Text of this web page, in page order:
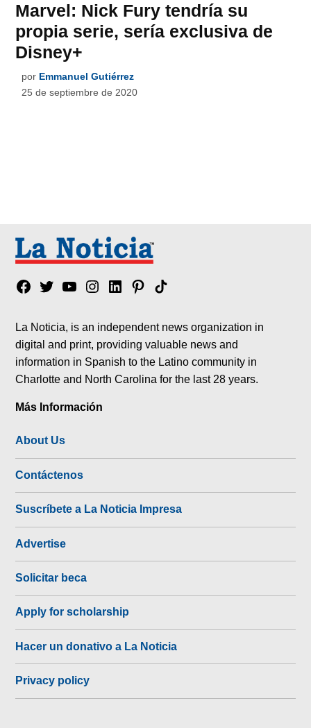
Marvel: Nick Fury tendría su
propia serie, sería exclusiva de
Disney+
por Emmanuel Gutiérrez
25 de septiembre de 2020
Facebook
TwitterYouTubeInstagram
LinkedinPinterest
Tik
La Noticia, is an independent news organization in
digital and print, providing valuable news and
information in Spanish to the Latino community in
Charlotte and North Carolina for the last 28 years.
Más Información
About Us
Contáctenos
Suscríbete a La Noticia Impresa
Advertise
Solicitar beca
Apply for scholarship
Hacer un donativo a La Noticia
Privacy policy